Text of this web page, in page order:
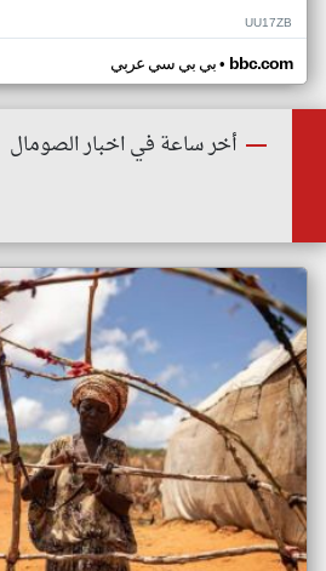
UU17ZB
بي بي سي عربي• bbc.com
أخر ساعة في اخبار الصومال